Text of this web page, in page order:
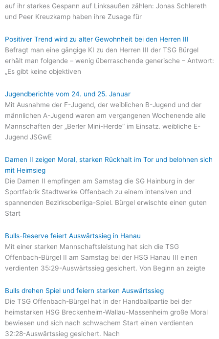
auf ihr starkes Gespann auf Linksaußen zählen: Jonas Schlereth
und Peer Kreuzkamp haben ihre Zusage für
Positiver Trend wird zu alter Gewohnheit bei den Herren III
Befragt man eine gängige KI zu den Herren III der TSG Bürgel
erhält man folgende – wenig überraschende generische – Antwort:
„Es gibt keine objektiven
Jugendberichte vom 24. und 25. Januar
Mit Ausnahme der F-Jugend, der weiblichen B-Jugend und der
männlichen A-Jugend waren am vergangenen Wochenende alle
Mannschaften der „Berler Mini-Herde“ im Einsatz. weibliche E-
Jugend JSGwE
Damen II zeigen Moral, starken Rückhalt im Tor und belohnen sich
mit Heimsieg
Die Damen II empfingen am Samstag die SG Hainburg in der
Sportfabrik Stadtwerke Offenbach zu einem intensiven und
spannenden Bezirksoberliga-Spiel. Bürgel erwischte einen guten
Start
Bulls-Reserve feiert Auswärtssieg in Hanau
Mit einer starken Mannschaftsleistung hat sich die TSG
Offenbach-Bürgel II am Samstag bei der HSG Hanau III einen
verdienten 35:29-Auswärtssieg gesichert. Von Beginn an zeigte
Bulls drehen Spiel und feiern starken Auswärtssieg
Die TSG Offenbach-Bürgel hat in der Handballpartie bei der
heimstarken HSG Breckenheim-Wallau-Massenheim große Moral
bewiesen und sich nach schwachem Start einen verdienten
32:28-Auswärtssieg gesichert. Nach